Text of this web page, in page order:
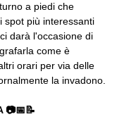
a piedi che
spot più interessanti
darà l'occasione di
come è
orari per via delle
la invadono.
📷📅📝